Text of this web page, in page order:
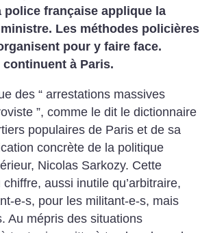
police française applique la
Les méthodes policières
pour y faire face.
à Paris.
des “ arrestations massives
”, comme le dit le dictionnaire
populaires de Paris et de sa
concrète de la politique
Nicolas Sarkozy. Cette
aussi inutile qu’arbitraire,
e-s, pour les militant-e-s, mais
Au mépris des situations